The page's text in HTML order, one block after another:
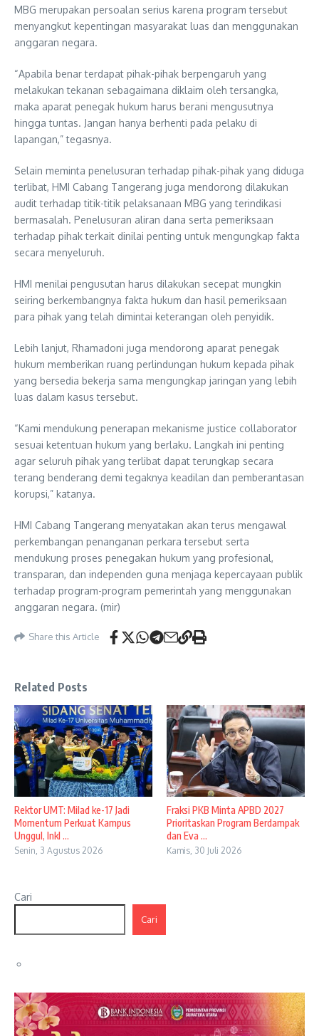
MBG merupakan persoalan serius karena program tersebut
menyangkut kepentingan masyarakat luas dan menggunakan
anggaran negara.
“Apabila benar terdapat pihak-pihak berpengaruh yang
melakukan tekanan sebagaimana diklaim oleh tersangka,
maka aparat penegak hukum harus berani mengusutnya
hingga tuntas. Jangan hanya berhenti pada pelaku di
lapangan,” tegasnya.
Selain meminta penelusuran terhadap pihak-pihak yang diduga
terlibat, HMI Cabang Tangerang juga mendorong dilakukan
audit terhadap titik-titik pelaksanaan MBG yang terindikasi
bermasalah. Penelusuran aliran dana serta pemeriksaan
terhadap pihak terkait dinilai penting untuk mengungkap fakta
secara menyeluruh.
HMI menilai pengusutan harus dilakukan secepat mungkin
seiring berkembangnya fakta hukum dan hasil pemeriksaan
para pihak yang telah dimintai keterangan oleh penyidik.
Lebih lanjut, Rhamadoni juga mendorong aparat penegak
hukum memberikan ruang perlindungan hukum kepada pihak
yang bersedia bekerja sama mengungkap jaringan yang lebih
luas dalam kasus tersebut.
“Kami mendukung penerapan mekanisme justice collaborator
sesuai ketentuan hukum yang berlaku. Langkah ini penting
agar seluruh pihak yang terlibat dapat terungkap secara
terang benderang demi tegaknya keadilan dan pemberantasan
korupsi,” katanya.
HMI Cabang Tangerang menyatakan akan terus mengawal
perkembangan penanganan perkara tersebut serta
mendukung proses penegakan hukum yang profesional,
transparan, dan independen guna menjaga kepercayaan publik
terhadap program-program pemerintah yang menggunakan
anggaran negara. (mir)
Share this Article
Related Posts
Rektor UMT: Milad ke-17 Jadi
Momentum Perkuat Kampus
Unggul, Inkl ...
Senin, 3 Agustus 2026
Fraksi PKB Minta APBD 2027
Prioritaskan Program Berdampak
dan Eva ...
Kamis, 30 Juli 2026
Cari
Cari